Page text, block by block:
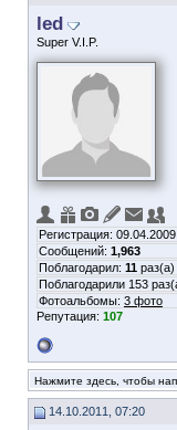
led
Super V.I.P.
Регистрация: 09.04.2009
Сообщений: 1,963
Поблагодарил: 11 раз(а)
Поблагодарили 153
Фотоальбомы: 3 фото
Репутация: 107
Нажмите здесь, чтобы
14.10.2011, 07:20